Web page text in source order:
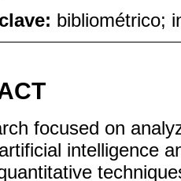
bibliométrico;
focused on
intelligence